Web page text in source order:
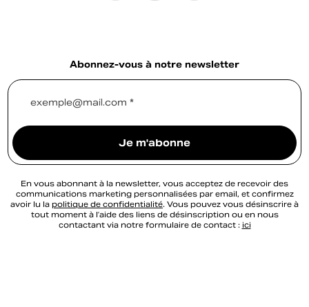
Abonnez-vous à notre newsletter
exemple@mail.com *
Je m'abonne
En vous abonnant à la newsletter, vous acceptez de recevoir des
communications marketing personnalisées par email, et confirmez
avoir lu la politique de confidentialité. Vous pouvez vous désinscrire à
tout moment à l’aide des liens de désinscription ou en nous
contactant via notre formulaire de contact : ici